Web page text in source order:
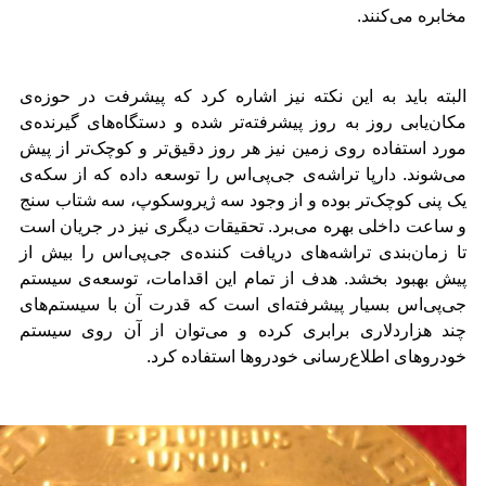
مخابره می‌کنند.
البته باید به این نکته نیز اشاره کرد که پیشرفت در حوزه‌ی
مکان‌یابی روز به روز پیشرفته‌تر شده و دستگاه‌های گیرنده‌ی
مورد استفاده روی زمین نیز هر روز دقیق‌تر و کوچک‌تر از پیش
می‌شوند. دارپا تراشه‌ی جی‌پی‌اس را توسعه داده که از سکه‌ی
یک پنی کوچک‌تر بوده و از وجود سه ژیروسکوپ، سه شتاب سنج
و ساعت داخلی بهره می‌برد. تحقیقات دیگری نیز در جریان است
تا زمان‌بندی تراشه‌های دریافت کننده‌ی جی‌پی‌اس را بیش از
پیش بهبود بخشد. هدف از تمام این اقدامات، توسعه‌ی سیستم
جی‌پی‌اس بسیار پیشرفته‌ای است که قدرت آن با سیستم‌های
چند هزاردلاری برابری کرده و می‌توان از آن روی سیستم
خودروهای اطلاع‌رسانی خودروها استفاده کرد.